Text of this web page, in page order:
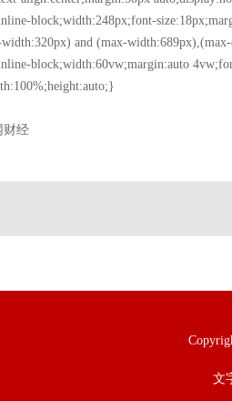
block;width:248px;font-
and (max-
block;width:60vw;margin:auto
财经
文